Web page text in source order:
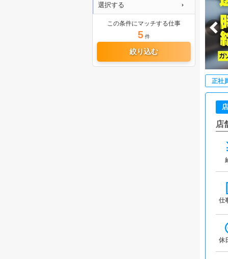
正社
店
仕
休
選択する
この条件にマッチする仕事
5 件
絞り込む